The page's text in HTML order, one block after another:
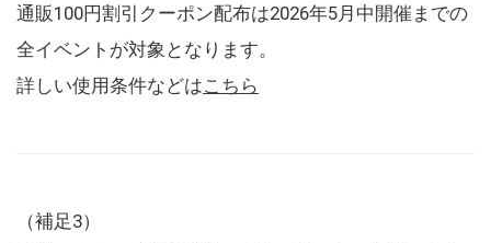
通販100円割引クーポン配布は2026年5月中開催までの
全イベントが対象となります。
詳しい使用条件などはこちら
（補足3）